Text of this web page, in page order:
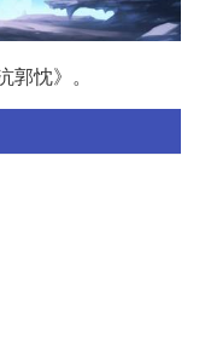
忱》。